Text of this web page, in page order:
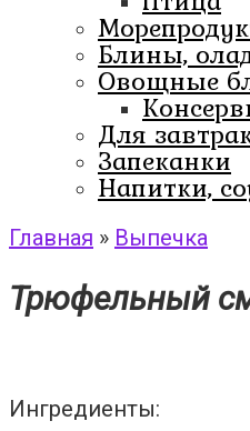
Блины,
Овощные
Для
Запеканки
Напитки,
Главная » Выпечка
Трюфельный
Ингредиенты: